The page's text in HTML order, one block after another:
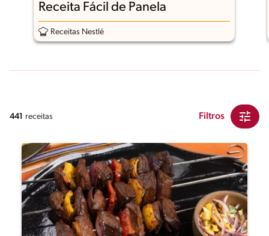
Receita Fácil de Panela
Receitas Nestlé
441 receitas Filtros